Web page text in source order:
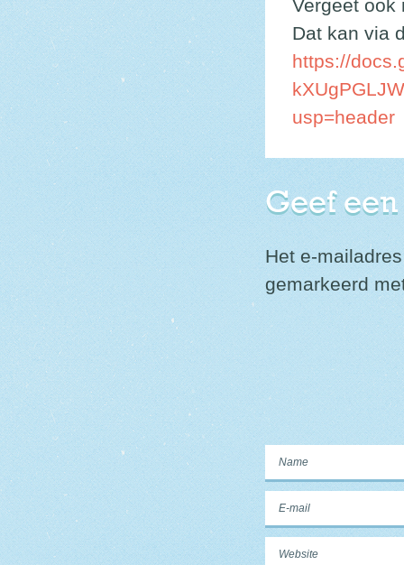
Vergeet ook
Dat kan via
https://
usp=header
Geef
Het e-
gemarkeerd